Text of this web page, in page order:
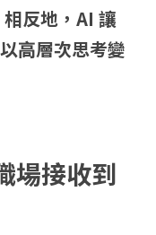
反地，AI 讓
高層次思考變
場接收到